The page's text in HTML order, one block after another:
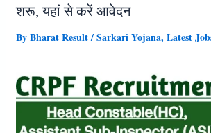
शरू, यहां से करें आवेदन
ByBharat Result/Sarkari Yojana, Latest